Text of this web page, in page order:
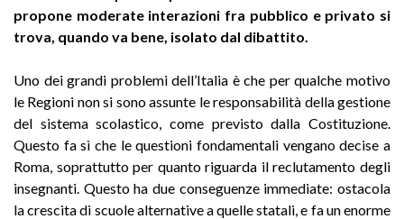
propone moderate interazioni fra pubblico e privato si
trova, quando va bene, isolato dal dibattito.
Uno dei grandi problemi dell’Italia è che per qualche motivo
le Regioni non si sono assunte le responsabilità della gestione
del sistema scolastico, come previsto dalla Costituzione.
Questo fa sì che le questioni fondamentali vengano decise a
Roma, soprattutto per quanto riguarda il reclutamento degli
insegnanti. Questo ha due conseguenze immediate: ostacola
la crescita di scuole alternative a quelle statali, e fa un enorme